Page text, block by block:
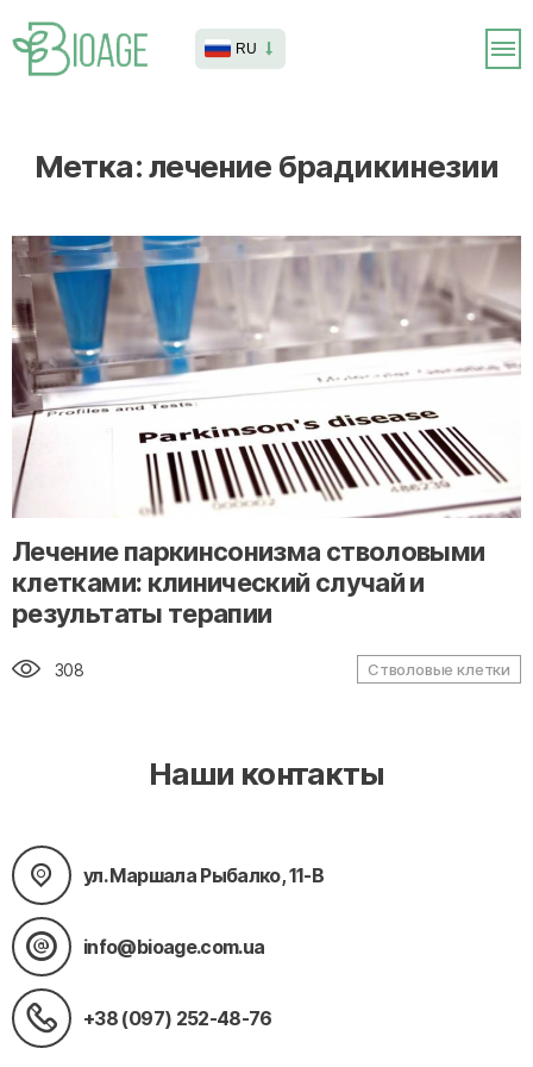
RU
Метка:лечение брадикинезии
" alt="loading" class="img-responsive"/>
Лечение паркинсонизма стволовыми
клетками: клинический случай и
результаты терапии
308 Стволовые клетки
Наши контакты
ул. Маршала Рыбалко, 11-В
info@bioage.com.ua
+38 (097) 252-48-76